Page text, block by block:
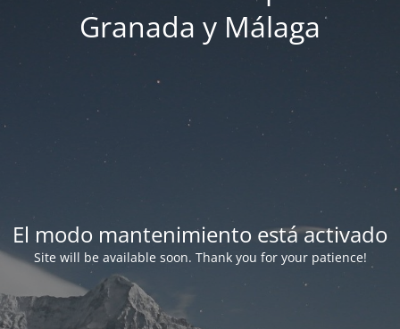
Granada y Málaga
El modo mantenimiento está activado
Site will be available soon. Thank you for your patience!